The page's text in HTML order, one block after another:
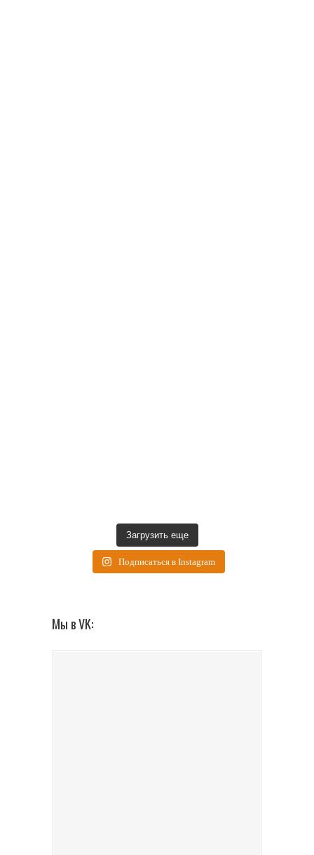
Загрузить еще
Подписаться в Instagram
Мы в VK: